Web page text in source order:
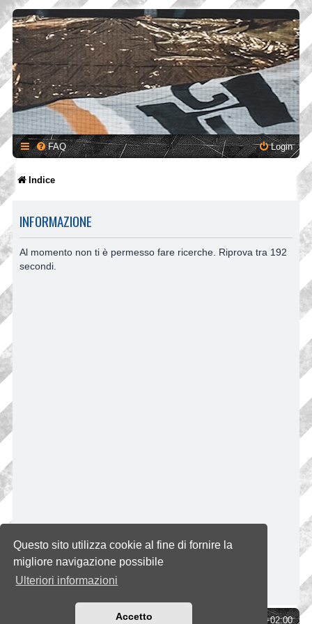
Questo sito utilizza cookie al fine di fornire la
migliore navigazione possibile
Ulteriori informazioni
Accetto
FAQ Login
Indice
INFORMAZIONE
Al momento non ti è permesso fare ricerche. Riprova tra 192
secondi.
UTC+02:00